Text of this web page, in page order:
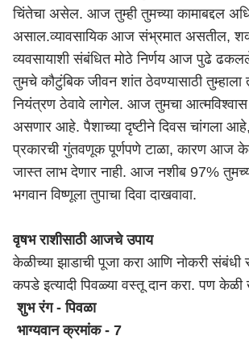
चिंतेचा असेल. आज तुम्ही तुमच्या कामाबद्दल
असाल.व्यावसायिक आज संभ्रमात असतील,
व्यवसायाशी संबंधित मोठे निर्णय आज पुढे
तुमचे कौटुंबिक जीवन शांत ठेवण्यासाठी तुम्हाला
नियंत्रण ठेवावे लागेल. आज तुमचा
असणार आहे. पैशाच्या दृष्टीने दिवस चांगला
प्रकारची गुंतवणूक पूर्णपणे टाळा, कारण आज
जास्त लाभ देणार नाही. आज नशीब 97%
भगवान विष्णूला तुपाचा दिवा दाखवावा.
वृषभ राशीसाठी आजचे उपाय
केळीच्या झाडाची पूजा करा आणि नोकरी संबंधी
कपडे इत्यादी पिवळ्या वस्तू दान करा. पण केळी
शुभ रंग - पिवळा
भाग्यवान क्रमांक - 7